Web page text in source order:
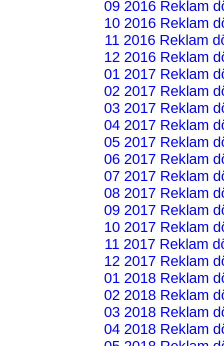
09 2016 Reklam
10 2016 Reklam
11 2016 Reklam
12 2016 Reklam
01 2017 Reklam
02 2017 Reklam
03 2017 Reklam
04 2017 Reklam
05 2017 Reklam
06 2017 Reklam
07 2017 Reklam
08 2017 Reklam
09 2017 Reklam
10 2017 Reklam
11 2017 Reklam
12 2017 Reklam
01 2018 Reklam
02 2018 Reklam
03 2018 Reklam
04 2018 Reklam